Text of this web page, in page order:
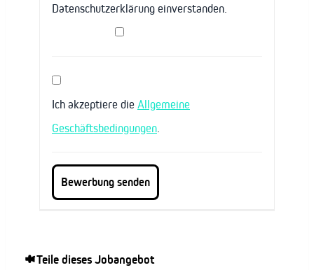
Datenschutzerklärung einverstanden.
Ich akzeptiere die Allgemeine
Geschäftsbedingungen
Teile dieses Jobangebot